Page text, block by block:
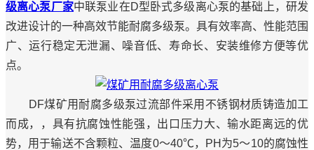
级离心泵厂家中联泵业在D型卧式多级离心泵的基础上，研发
改进设计的一种高效节能耐腐多级泵。具有效率高、性能范围
广、运行稳定无泄漏、噪音低、寿命长、安装维修方便等优
点。
DF煤矿用耐腐多级泵过流部件采用不锈钢材质铸造加工
而成，，具有抗腐蚀性能强，出口压力大、输水距离远的优
势，用于输送不含颗粒、温度0～40℃，PH为5～10的腐蚀性